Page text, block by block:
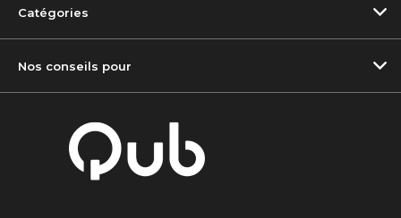
Catégories
Nos conseils pour